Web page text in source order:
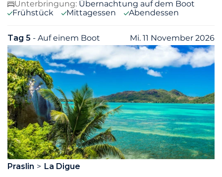
Unterbringung: Übernachtung auf dem Boot
Frühstück
Mittagessen Abendessen
Tag 5 - Auf einem Boot Mi. 11 November 2026
Praslin
La Digue